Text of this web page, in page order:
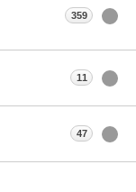
359
11
47